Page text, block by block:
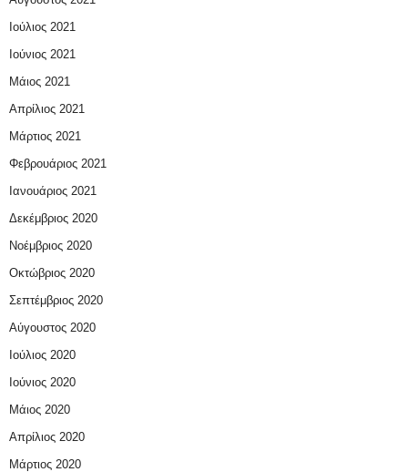
Ιούλιος 2021
Ιούνιος 2021
Μάιος 2021
Απρίλιος 2021
Μάρτιος 2021
Φεβρουάριος 2021
Ιανουάριος 2021
Δεκέμβριος 2020
Νοέμβριος 2020
Οκτώβριος 2020
Σεπτέμβριος 2020
Αύγουστος 2020
Ιούλιος 2020
Ιούνιος 2020
Μάιος 2020
Απρίλιος 2020
Μάρτιος 2020